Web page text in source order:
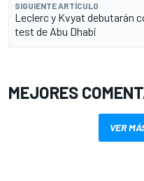
SIGUIENTE ARTÍCULO
Leclerc y Kvyat debutarán
test de Abu Dhabi
MEJORES
VER